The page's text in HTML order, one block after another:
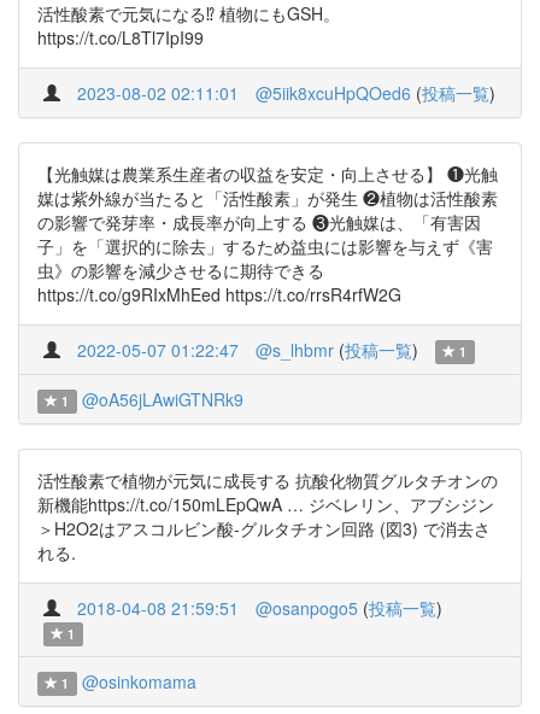
活性酸素で元気になる⁉️ 植物にもGSH。
https://t.co/L8Tl7IpI99
2023-08-02 02:11:01 @5iik8xcuHpQOed6 (投稿一覧)
【光触媒は農業系生産者の収益を安定・向上させる】 ❶光触
媒は紫外線が当たると「活性酸素」が発生 ❷植物は活性酸素
の影響で発芽率・成長率が向上する ❸光触媒は、「有害因
子」を「選択的に除去」するため益虫には影響を与えず《害
虫》の影響を減少させるに期待できる
https://t.co/g9RIxMhEed https://t.co/rrsR4rfW2G
2022-05-07 01:22:47 @s_lhbmr (投稿一覧) 1
1 @oA56jLAwiGTNRk9
活性酸素で植物が元気に成長する 抗酸化物質グルタチオンの
新機能https://t.co/150mLEpQwA … ジベレリン、アブシジン
＞H2O2はアスコルビン酸-グルタチオン回路 (図3) で消去さ
れる.
2018-04-08 21:59:51 @osanpogo5 (投稿一覧)
1
1 @osinkomama